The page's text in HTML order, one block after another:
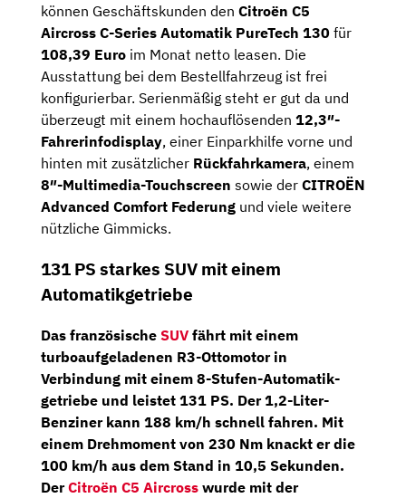
können Geschäftskunden den Citroën C5
Aircross C-Series Automatik PureTech 130 für
108,39 Euro im Monat netto leasen. Die
Ausstattung bei dem Bestellfahrzeug ist frei
konfigurierbar. Serienmäßig steht er gut da und
überzeugt mit einem hochauflösenden 12,3″-
Fahrerinfodisplay, einer Einparkhilfe vorne und
hinten mit zusätzlicher Rückfahrkamera, einem
8″-Multimedia-Touchscreen sowie der CITROËN
Advanced Comfort Federung und viele weitere
nützliche Gimmicks.
131 PS starkes SUV mit einem
Automatikgetriebe
Das französische SUV fährt mit einem
turboaufgeladenen R3-Ottomotor in
Verbindung mit einem 8-Stufen-Automatik­
getriebe und leistet 131 PS. Der 1,2-Liter-
Benziner kann 188 km/h schnell fahren. Mit
einem Drehmoment von 230 Nm knackt er die
100 km/h aus dem Stand in 10,5 Sekunden.
DerCitroën C5 Aircross wurde mit der